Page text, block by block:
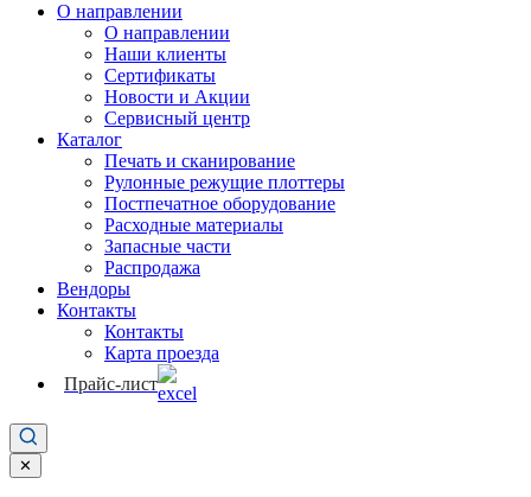
О направлении
О направлении
Наши клиенты
Сертификаты
Новости и Акции
Сервисный центр
Каталог
Печать и сканирование
Рулонные режущие плоттеры
Постпечатное оборудование
Расходные материалы
Запасные части
Распродажа
Вендоры
Контакты
Контакты
Карта проезда
Прайс-лист
✕